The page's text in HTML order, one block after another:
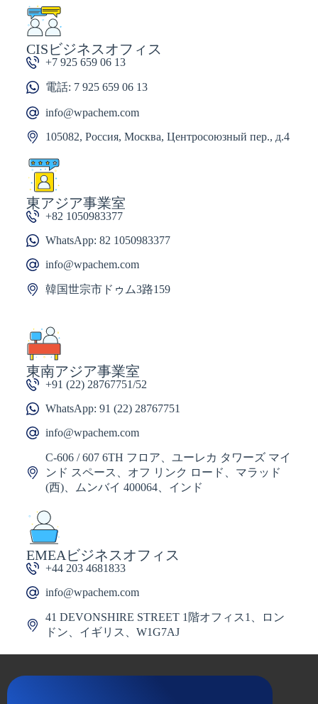
CISビジネスオフィス
+7 925 659 06 13
電話: 7 925 659 06 13
info@wpachem.com
105082, Россия, Москва, Центросоюзный пер., д.4
東アジア事業室
+82 1050983377
WhatsApp: 82 1050983377
info@wpachem.com
韓国世宗市ドゥム3路159
東南アジア事業室
+91 (22) 28767751/52
WhatsApp: 91 (22) 28767751
info@wpachem.com
C-606 / 607 6TH フロア、ユーレカ タワーズ マイ
ンド スペース、オフ リンク ロード、マラッド
(西)、ムンバイ 400064、インド
EMEAビジネスオフィス
+44 203 4681833
info@wpachem.com
41 DEVONSHIRE STREET 1階オフィス1、ロン
ドン、イギリス、W1G7AJ